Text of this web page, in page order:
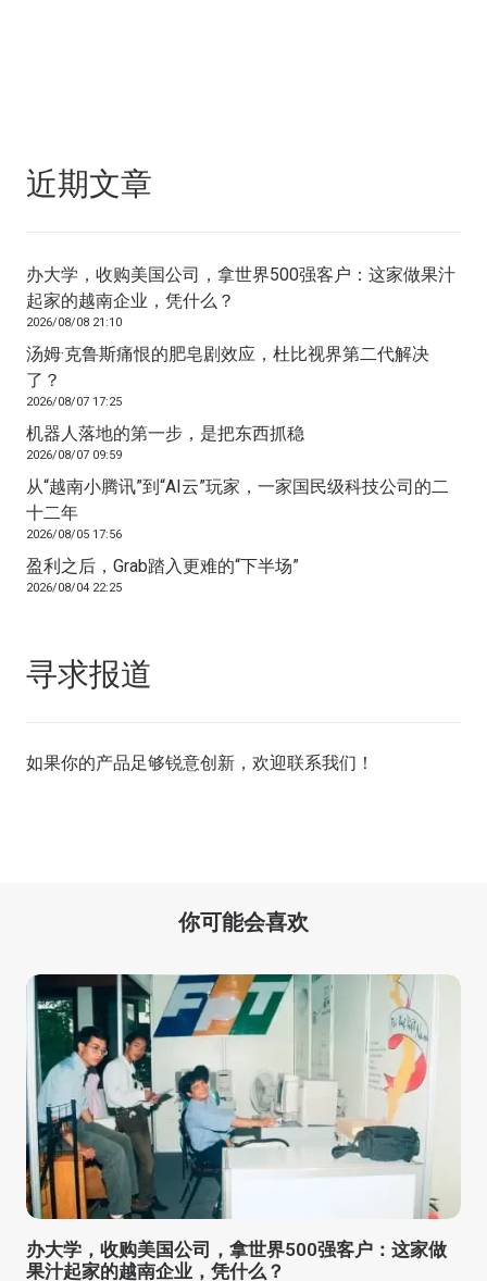
近期文章
办大学，收购美国公司，拿世界500强客户：这家做果汁
起家的越南企业，凭什么？
2026/08/08 21:10
汤姆·克鲁斯痛恨的肥皂剧效应，杜比视界第二代解决
了？
2026/08/07 17:25
机器人落地的第一步，是把东西抓稳
2026/08/07 09:59
从“越南小腾讯”到“AI云”玩家，一家国民级科技公司的二
十二年
2026/08/05 17:56
盈利之后，Grab踏入更难的“下半场”
2026/08/04 22:25
寻求报道
如果你的产品足够锐意创新，欢迎联系我们 ！
你可能会喜欢
办大学，收购美国公司，拿世界500强客户：这家做
果汁起家的越南企业，凭什么？